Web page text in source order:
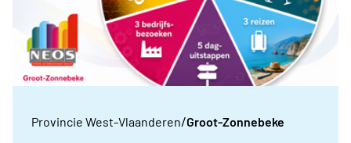
Provincie West-Vlaanderen/Groot-Zonnebeke